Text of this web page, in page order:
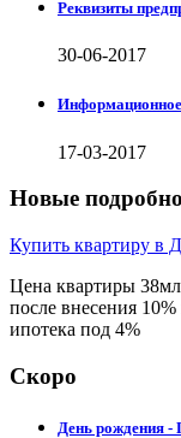
Реквизиты
30-06-2017
17-03-2017
Новые
Купить квартиру в
Цена квартиры
после внесения
ипотека под 4%
Скоро
День рождения -